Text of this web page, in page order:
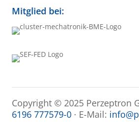
Mitglied bei:
Copyright © 2025 Perzeptron
6196 777579-0 · E-Mail: